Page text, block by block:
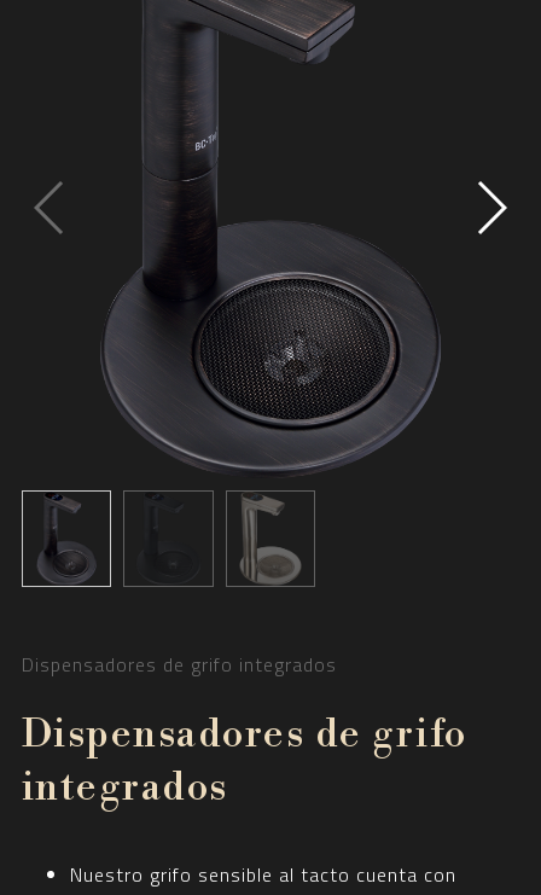
Dispensadores de grifo integrados
Dispensadores de grifo
integrados
Nuestro grifo sensible al tacto cuenta con